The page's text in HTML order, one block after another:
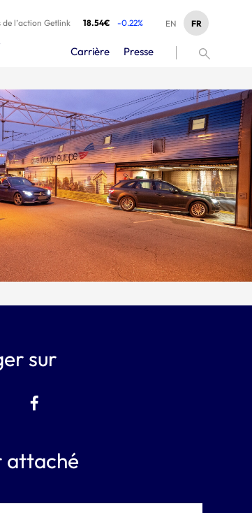
de l’action Getlink 18.54€ -0.22% FR
EN
Carrière Presse
sur
attaché